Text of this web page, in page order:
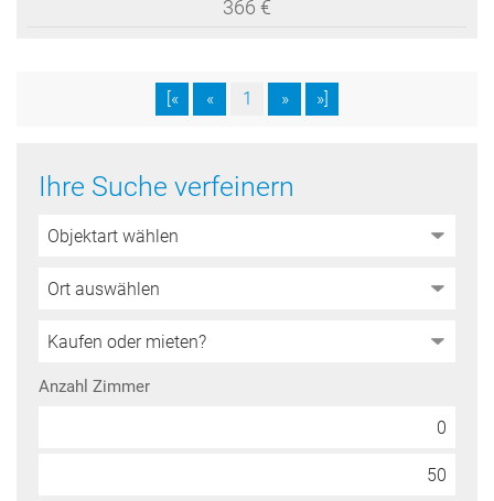
366 €
[« « 1 » »]
Ihre Suche verfeinern
Anzahl Zimmer